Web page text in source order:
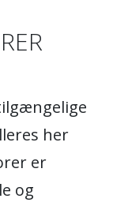
her
er
og